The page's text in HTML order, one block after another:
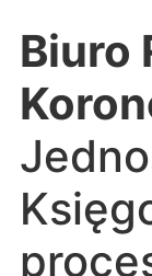
Biuro